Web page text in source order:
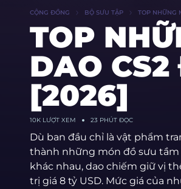
CỘNG ĐỒNG BỘ SƯU TẬP TOP NHỮNG
TOP
DAO
[2026]
10KLƯỢT XEM 23 PHÚT ĐỌC
Dù ban đầu chỉ là vật phẩm
thành những món đồ sưu tầm
khác nhau, dao chiếm giữ vị
trị giá 8 tỷ USD. Mức giá của